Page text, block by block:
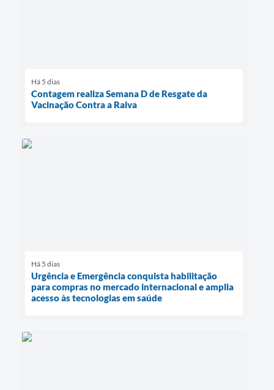
Há 5 dias
Contagem realiza Semana D de Resgate da
Vacinação Contra a Raiva
Há 5 dias
Urgência e Emergência conquista habilitação
para compras no mercado internacional e amplia
acesso às tecnologias em saúde